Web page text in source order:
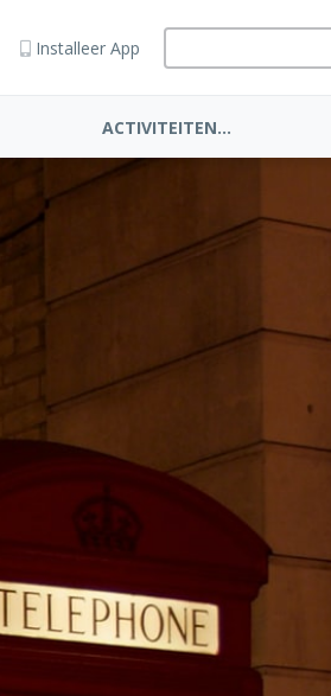
Installeer App
ACTIVITEITEN...